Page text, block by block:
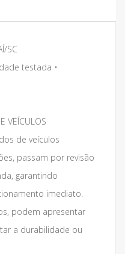
SC
testada •
VEÍCULOS
de veículos
passam por revisão
garantindo
imediato.
podem apresentar
a durabilidade ou